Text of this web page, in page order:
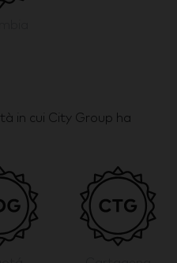
in cui City Group ha